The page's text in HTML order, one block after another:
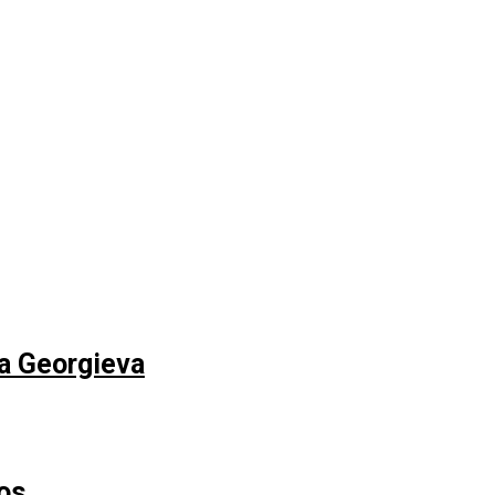
Georgieva